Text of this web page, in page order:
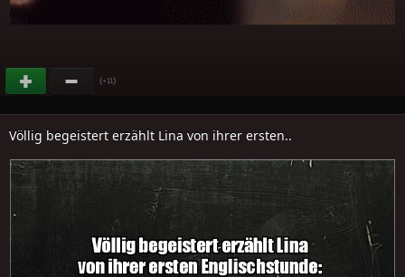
(+11)
Völlig begeistert erzählt Lina von ihrer ersten..